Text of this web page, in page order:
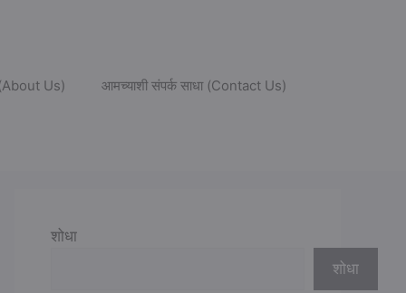
(About Us) आमच्याशी संपर्क साधा (Contact Us)
शोधा
शोधा